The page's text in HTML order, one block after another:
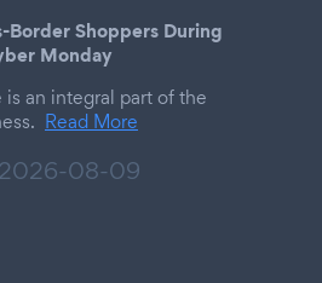
Shoppers During
Monday
an integral part of the
Read More
2026-08-09